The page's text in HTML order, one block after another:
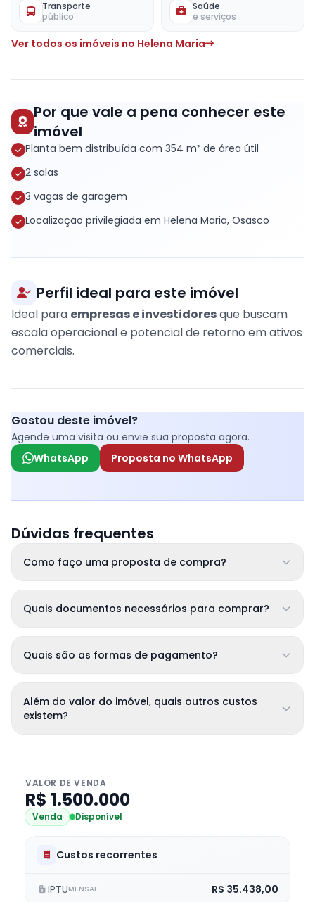
Transporte
público
Saúde
e serviços
Ver todos os imóveis no Helena Maria
Por que vale a pena conhecer este
imóvel
Planta bem distribuída com 354 m² de área útil
2 salas
3 vagas de garagem
Localização privilegiada em Helena Maria, Osasco
Perfil ideal para este imóvel
Ideal para empresas e investidoresque buscam
escala operacional e potencial de retorno em ativos
comerciais.
Gostou deste imóvel?
Agende uma visita ou envie sua proposta agora.
WhatsApp
Proposta no WhatsApp
Dúvidas frequentes
Como faço uma proposta de compra?
Quais documentos necessários para comprar?
Quais são as formas de pagamento?
Além do valor do imóvel, quais outros custos
existem?
VALOR DE VENDA
R$ 1.500.000
Venda Disponível
Custos recorrentes
IPTUMENSAL R$ 35.438,00